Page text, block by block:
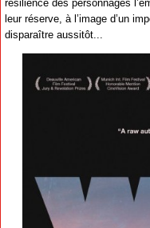
résilience des personnages
leur réserve, à l’image d’un
disparaître aussitôt...